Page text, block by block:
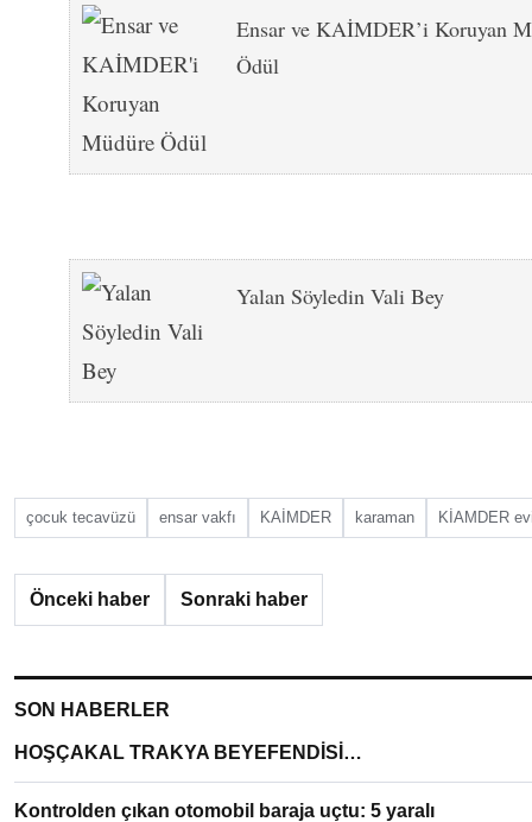
Ensar ve KAİMDER’i Koruyan
Ödül
Yalan Söyledin Vali Bey
çocuk tecavüzü ensar vakfı KAİMDER karaman KİAMDER
Önceki haber Sonraki haber
SON HABERLER
HOŞÇAKAL TRAKYA BEYEFENDİSİ…
Kontrolden çıkan otomobil baraja uçtu: 5 yaralı